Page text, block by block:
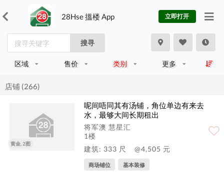
28Hse 搵楼 App 立即打开
搜寻
区域 售价 类别 更多
店铺 (266)
黄金, 2图
呢间唔同其有汤铺，角位单边有来去
水，最够大间长期租出
将军澳 慧星汇
1楼
建筑: 333 尺
@4,505 元
商场铺位 基本装修